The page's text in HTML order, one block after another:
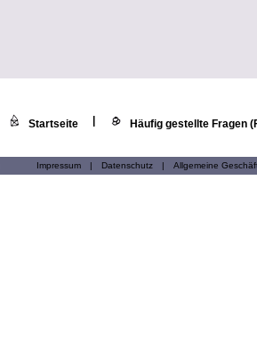
Startseite Häufig gestellte Fragen
Impressum | Datenschutz | Allgemeine